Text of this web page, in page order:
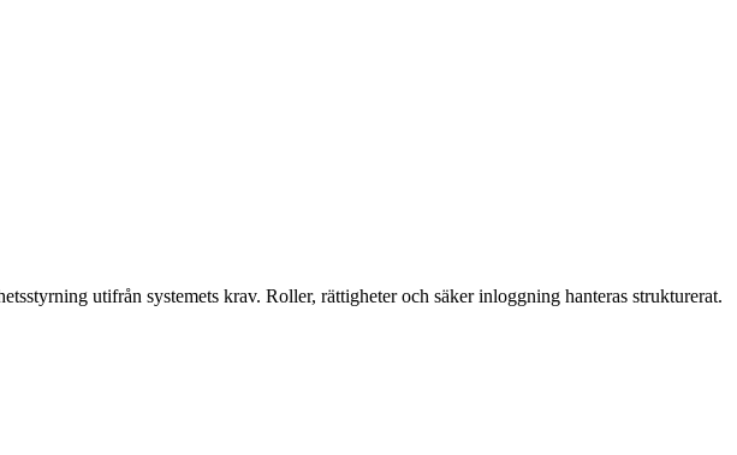
utifrån systemets krav. Roller, rättigheter och säker inloggning hanteras strukturerat.